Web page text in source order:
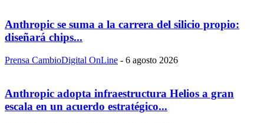
Anthropic se suma a la carrera del silicio propio:
diseñará chips...
Prensa CambioDigital OnLine - 6 agosto 2026
Anthropic adopta infraestructura Helios a gran
escala en un acuerdo estratégico...